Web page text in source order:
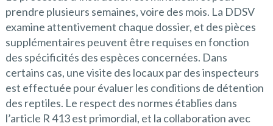
prendre plusieurs semaines, voire des mois. La DDSV
examine attentivement chaque dossier, et des pièces
supplémentaires peuvent être requises en fonction
des spécificités des espèces concernées. Dans
certains cas, une visite des locaux par des inspecteurs
est effectuée pour évaluer les conditions de détention
des reptiles. Le respect des normes établies dans
l’article R 413 est primordial, et la collaboration avec